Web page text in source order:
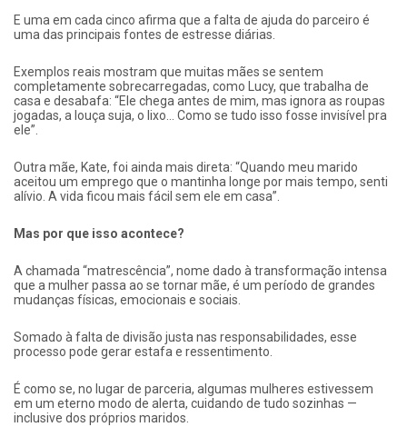
E uma em cada cinco afirma que a falta de ajuda do parceiro é
uma das principais fontes de estresse diárias.
Exemplos reais mostram que muitas mães se sentem
completamente sobrecarregadas, como Lucy, que trabalha de
casa e desabafa: “Ele chega antes de mim, mas ignora as roupas
jogadas, a louça suja, o lixo… Como se tudo isso fosse invisível pra
ele”.
Outra mãe, Kate, foi ainda mais direta: “Quando meu marido
aceitou um emprego que o mantinha longe por mais tempo, senti
alívio. A vida ficou mais fácil sem ele em casa”.
Mas por que isso acontece?
A chamada “matrescência”, nome dado à transformação intensa
que a mulher passa ao se tornar mãe, é um período de grandes
mudanças físicas, emocionais e sociais.
Somado à falta de divisão justa nas responsabilidades, esse
processo pode gerar estafa e ressentimento.
É como se, no lugar de parceria, algumas mulheres estivessem
em um eterno modo de alerta, cuidando de tudo sozinhas —
inclusive dos próprios maridos.